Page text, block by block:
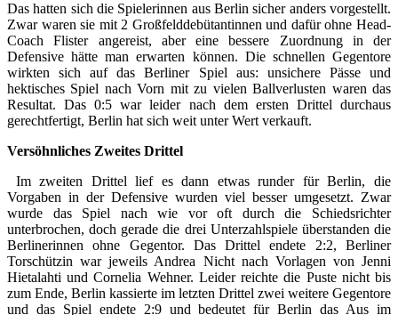
Das hatten sich die Spielerinnen aus Berlin sicher anders vorgestellt.
Zwar waren sie mit 2 Großfelddebütantinnen und dafür ohne Head-
Coach Flister angereist, aber eine bessere Zuordnung in der
Defensive hätte man erwarten können. Die schnellen Gegentore
wirkten sich auf das Berliner Spiel aus: unsichere Pässe und
hektisches Spiel nach Vorn mit zu vielen Ballverlusten waren das
Resultat. Das 0:5 war leider nach dem ersten Drittel durchaus
gerechtfertigt, Berlin hat sich weit unter Wert verkauft.
Versöhnliches Zweites Drittel
Im zweiten Drittel lief es dann etwas runder für Berlin, die
Vorgaben in der Defensive wurden viel besser umgesetzt. Zwar
wurde das Spiel nach wie vor oft durch die Schiedsrichter
unterbrochen, doch gerade die drei Unterzahlspiele überstanden die
Berlinerinnen ohne Gegentor. Das Drittel endete 2:2, Berliner
Torschützin war jeweils Andrea Nicht nach Vorlagen von Jenni
Hietalahti und Cornelia Wehner. Leider reichte die Puste nicht bis
zum Ende, Berlin kassierte im letzten Drittel zwei weitere Gegentore
und das Spiel endete 2:9 und bedeutet für Berlin das Aus im